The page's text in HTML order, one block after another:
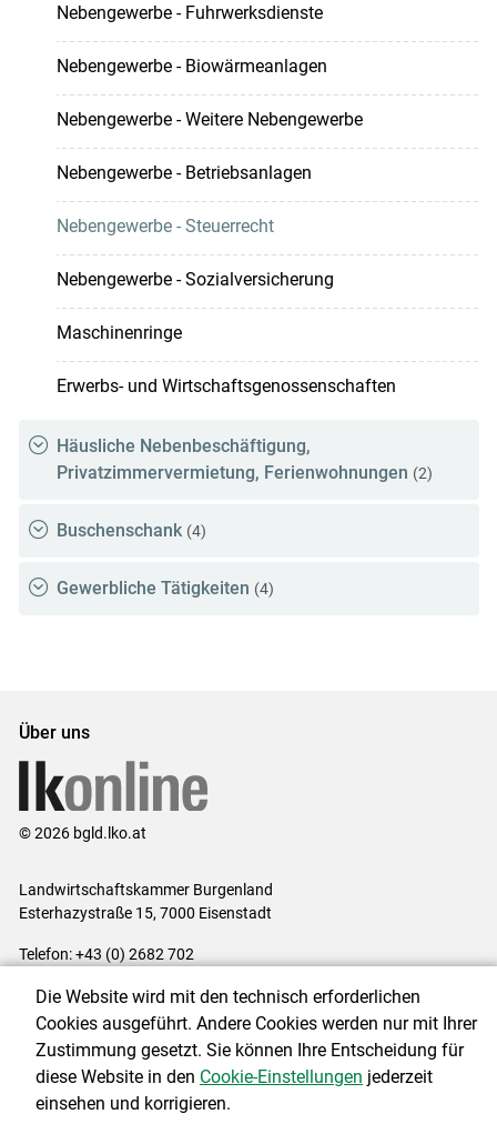
Nebengewerbe - Fuhrwerksdienste
Nebengewerbe - Biowärmeanlagen
Nebengewerbe - Weitere Nebengewerbe
Nebengewerbe - Betriebsanlagen
Nebengewerbe - Steuerrecht
Nebengewerbe - Sozialversicherung
Maschinenringe
Erwerbs- und Wirtschaftsgenossenschaften
Häusliche Nebenbeschäftigung,
Privatzimmervermietung, Ferienwohnungen (2)
Buschenschank (4)
Gewerbliche Tätigkeiten (4)
Über uns
© 2026 bgld.lko.at
Landwirtschaftskammer Burgenland
Esterhazystraße 15, 7000 Eisenstadt
Telefon: +43 (0) 2682 702
Impressum|Kontakt|Datenschutzerklärung|Barrierefreiheit|
Cookie-Einstellungen
Die Website wird mit den technisch erforderlichen
Cookies ausgeführt. Andere Cookies werden nur mit Ihrer
Zustimmung gesetzt. Sie können Ihre Entscheidung für
diese Website in den Cookie-Einstellungen jederzeit
einsehen und korrigieren.